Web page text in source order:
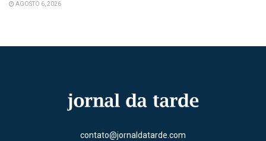
AGOSTO 6, 2026
contato@jornaldatarde.com